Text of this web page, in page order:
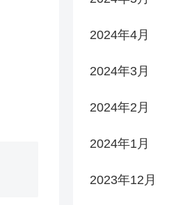
2024年4月
2024年3月
2024年2月
2024年1月
2023年12月